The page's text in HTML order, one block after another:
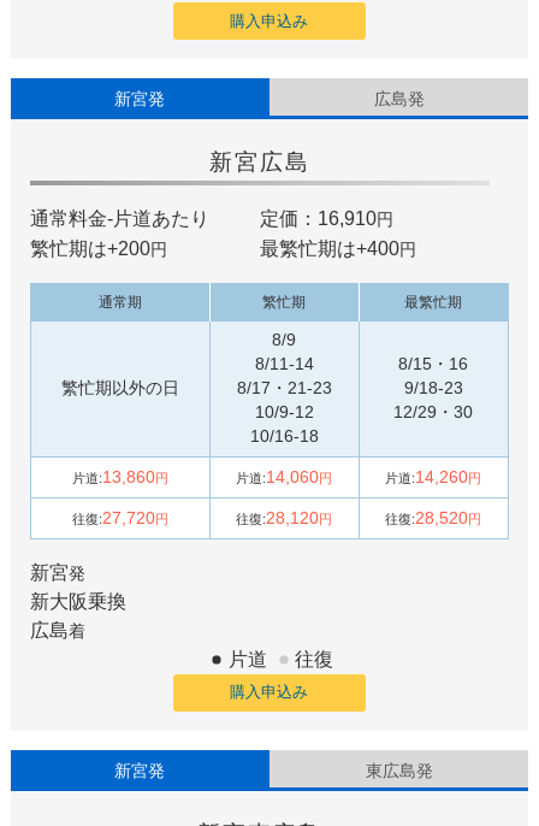
購入申込み
新宮発 広島発
新宮広島
通常料金-片道あたり 定価：16,910円
繁忙期は+200円 最繁忙期は+400円
通常期 繁忙期 最繁忙期
繁忙期以外の日
8/9
8/11-14
8/17・21-23
10/9-12
10/16-18
8/15・16
9/18-23
12/29・30
片道:13,860円 片道:14,060円 片道:14,260円
往復:27,720円 往復:28,120円 往復:28,520円
新宮発
新大阪乗換
広島着
片道 往復
購入申込み
新宮発 東広島発